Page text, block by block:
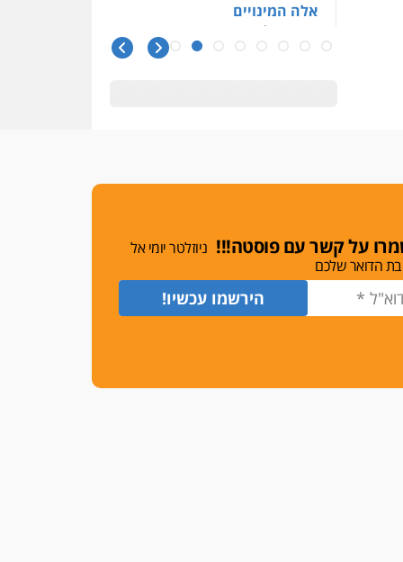
אלה המינויים
הוועדה לבחירת שופטים בחרה
26 שופטים ורשמים נוספים
האופנוע חזר הביתה
עו"ד גיל פרידמן והרפתקאות
אופנוע השטח שלו
לחמאס
על קשר עם פוסטה!!! ניוזלטר יומי אל
הדואר שלכם